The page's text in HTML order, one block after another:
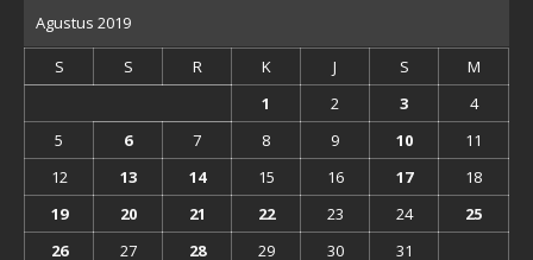
Agustus 2019
S S R K J S
M
1
2 3
4
5
6 7 8 9 10
11
12
13 14 15 16 17
18
19
20 21 22 23 24
25
26
27 28 29 30 31